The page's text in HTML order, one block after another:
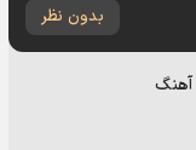
بدون نظر
آهنگ